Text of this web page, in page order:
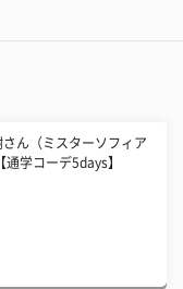
ん（ミスターソフィア
通学コーデ5days】